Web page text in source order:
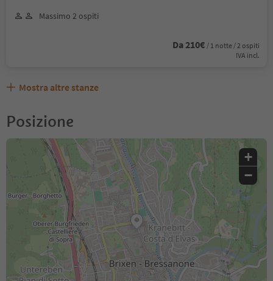
Massimo 2 ospiti
Da 210€ / 1 notte / 2 ospiti
IVA incl.
Mostra altre stanze
Posizione
+
−